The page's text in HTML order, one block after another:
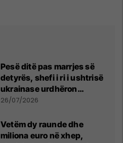
Pesë ditë pas marrjes së
detyrës, shefi i ri i ushtrisë
ukrainase urdhëron
kontroll të madh
26/07/2026
Vetëm dy raunde dhe
miliona euro në xhep,